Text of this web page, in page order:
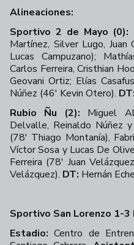
Alineaciones:
Sportivo 2 de Mayo (0):
Martínez, Silver Lugo,
Lucas Campuzano);
Carlos Ferreira, Cristhian
Geovani Ortiz; Elías
Núñez (46' Kevin Otero). DT:
Rubio Ñu (2): Miguel
Delvalle, Reinaldo Núñez y
(78' Thiago Montanía),
Víctor Sosa y Lucas De
Ferreira (78' Juan
Velázquez). DT: Hernán
Sportivo San Lorenzo 1-
Estadio: Centro de